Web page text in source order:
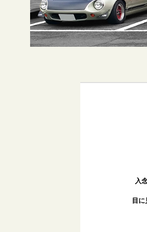
入
目